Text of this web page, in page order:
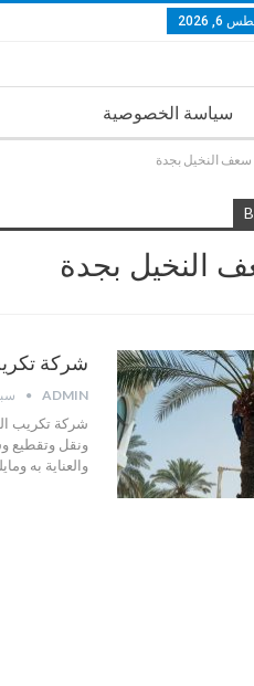
2026
سياسة الخصوصية
النخيل بجدة
النخيل بجدة
شركة تكريب
ADMIN
شركة تكريب
ونقل وتقطيع
والعناية به